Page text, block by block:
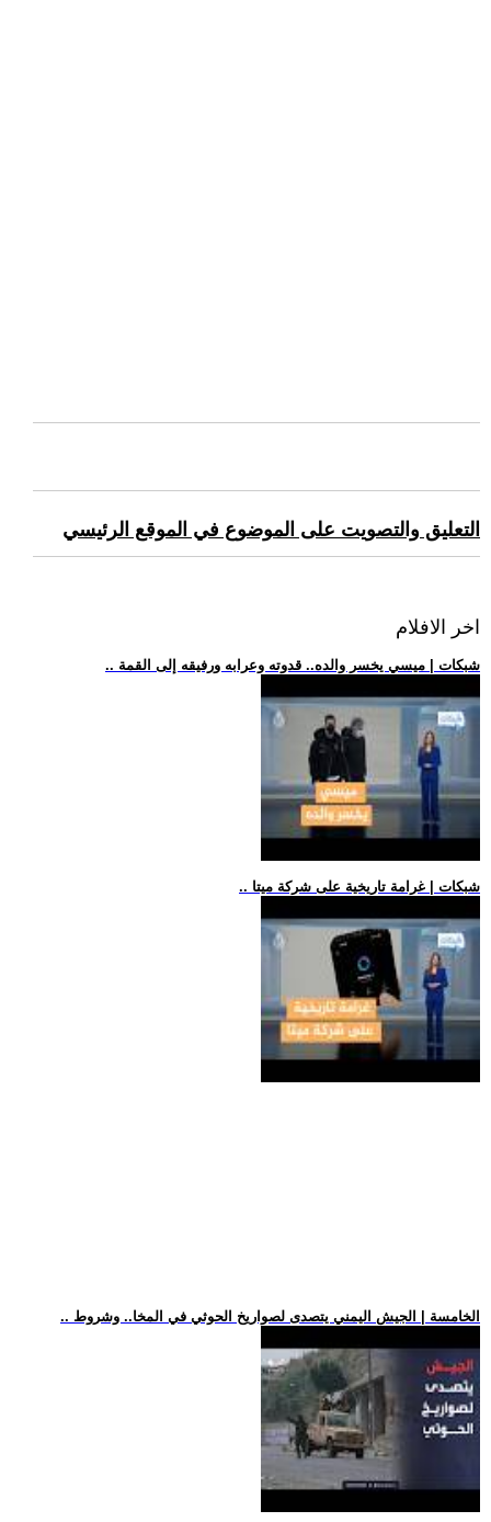
التعليق والتصويت على الموضوع في الموقع الرئيسي
اخر الافلام
.. شبكات | ميسي يخسر والده.. قدوته وعرابه ورفيقه إلى القمة
.. شبكات | غرامة تاريخية على شركة ميتا
.. الخامسة | الجيش اليمني يتصدى لصواريخ الحوثي في المخا.. وشروط